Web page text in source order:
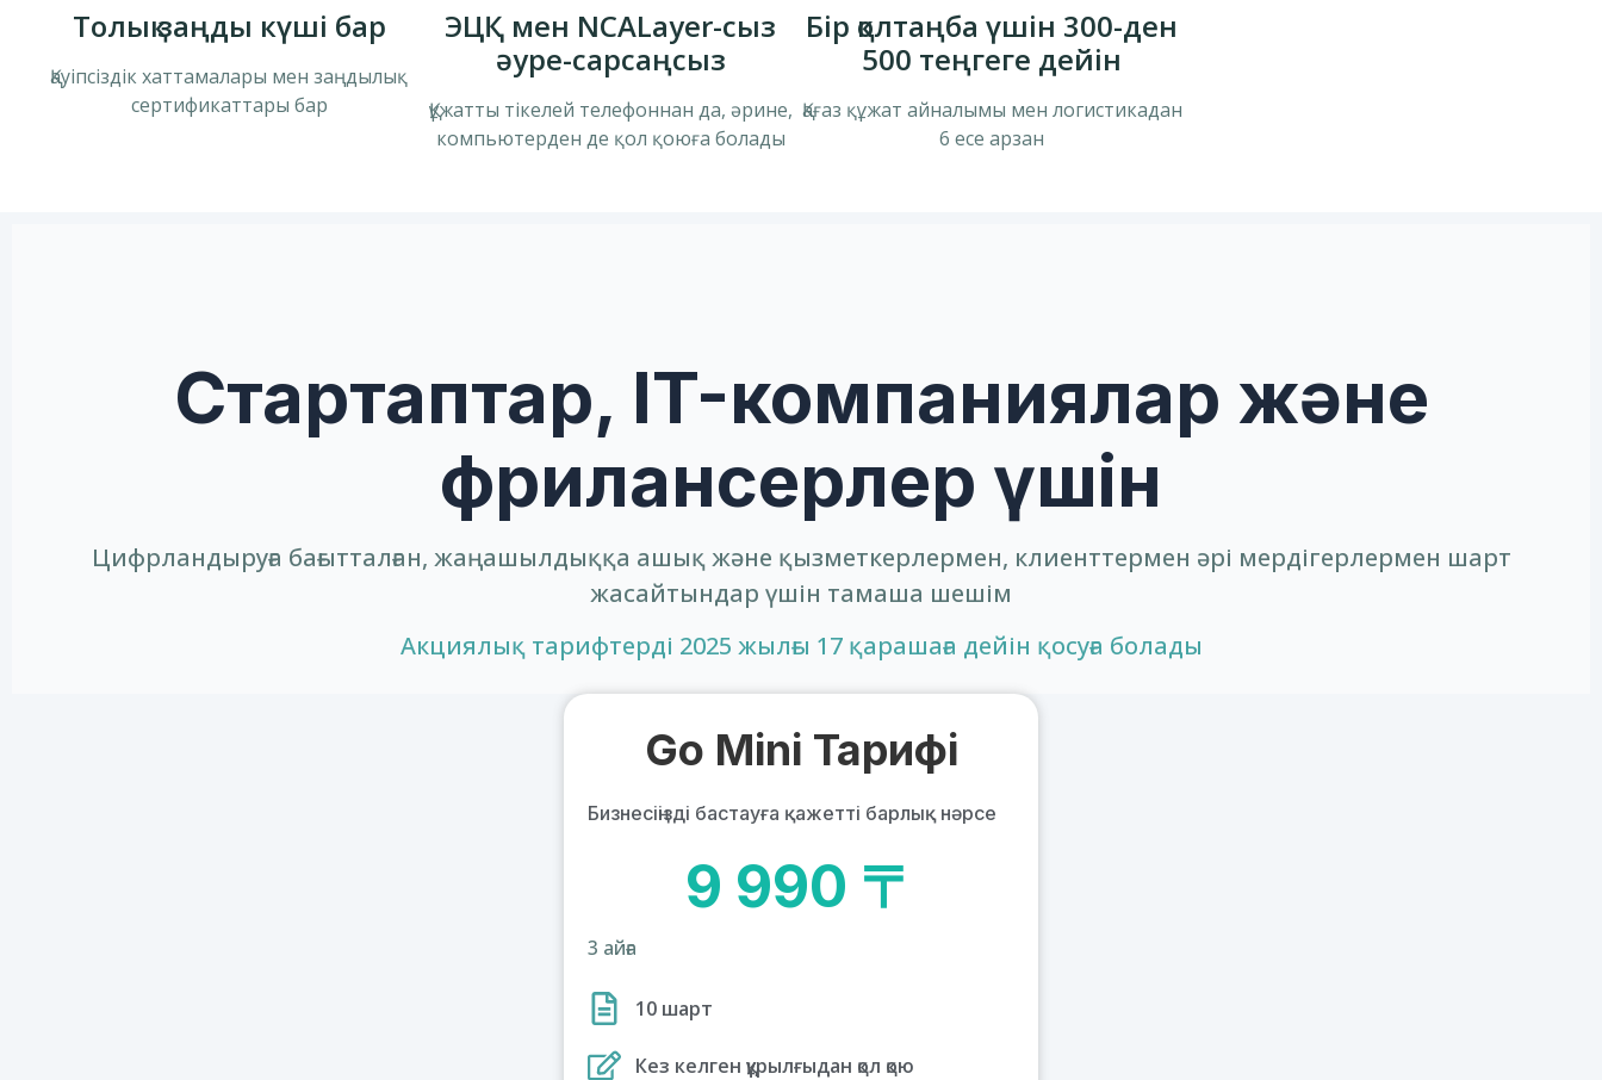
Толық заңды күші бар
Қауіпсіздік хаттамалары мен заңдылық
сертификаттары бар
ЭЦҚ мен NCALayer-сыз
әуре-сарсаңсыз
Құжатты тікелей телефоннан да, әрине,
компьютерден де қол қоюға болады
Бір қолтаңба үшін 300-ден
500 теңгеге дейін
Қағаз құжат айналымы мен логистикадан
6 есе арзан
Стартаптар, IT-компаниялар және
фрилансерлер үшін
Цифрландыруға бағытталған, жаңашылдыққа ашық және қызметкерлермен, клиенттермен әрі мердігерлермен шарт
жасайтындар үшін тамаша шешім
Акциялық тарифтерді 2025 жылғы 17 қарашаға дейін қосуға болады
Go Mini Тарифі
Бизнесіңізді бастауға қажетті барлық нәрсе
9 990 〒
3 айға
10 шарт
Кез келген құрылғыдан қол қою